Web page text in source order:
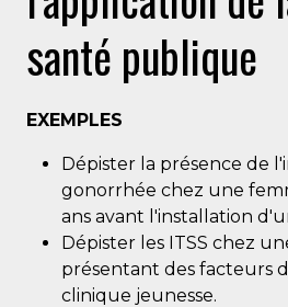
santé publique
EXEMPLES
Dépister la présence de
gonorrhée chez une
ans avant l'installation
Dépister les ITSS chez
présentant des facteurs
clinique jeunesse.